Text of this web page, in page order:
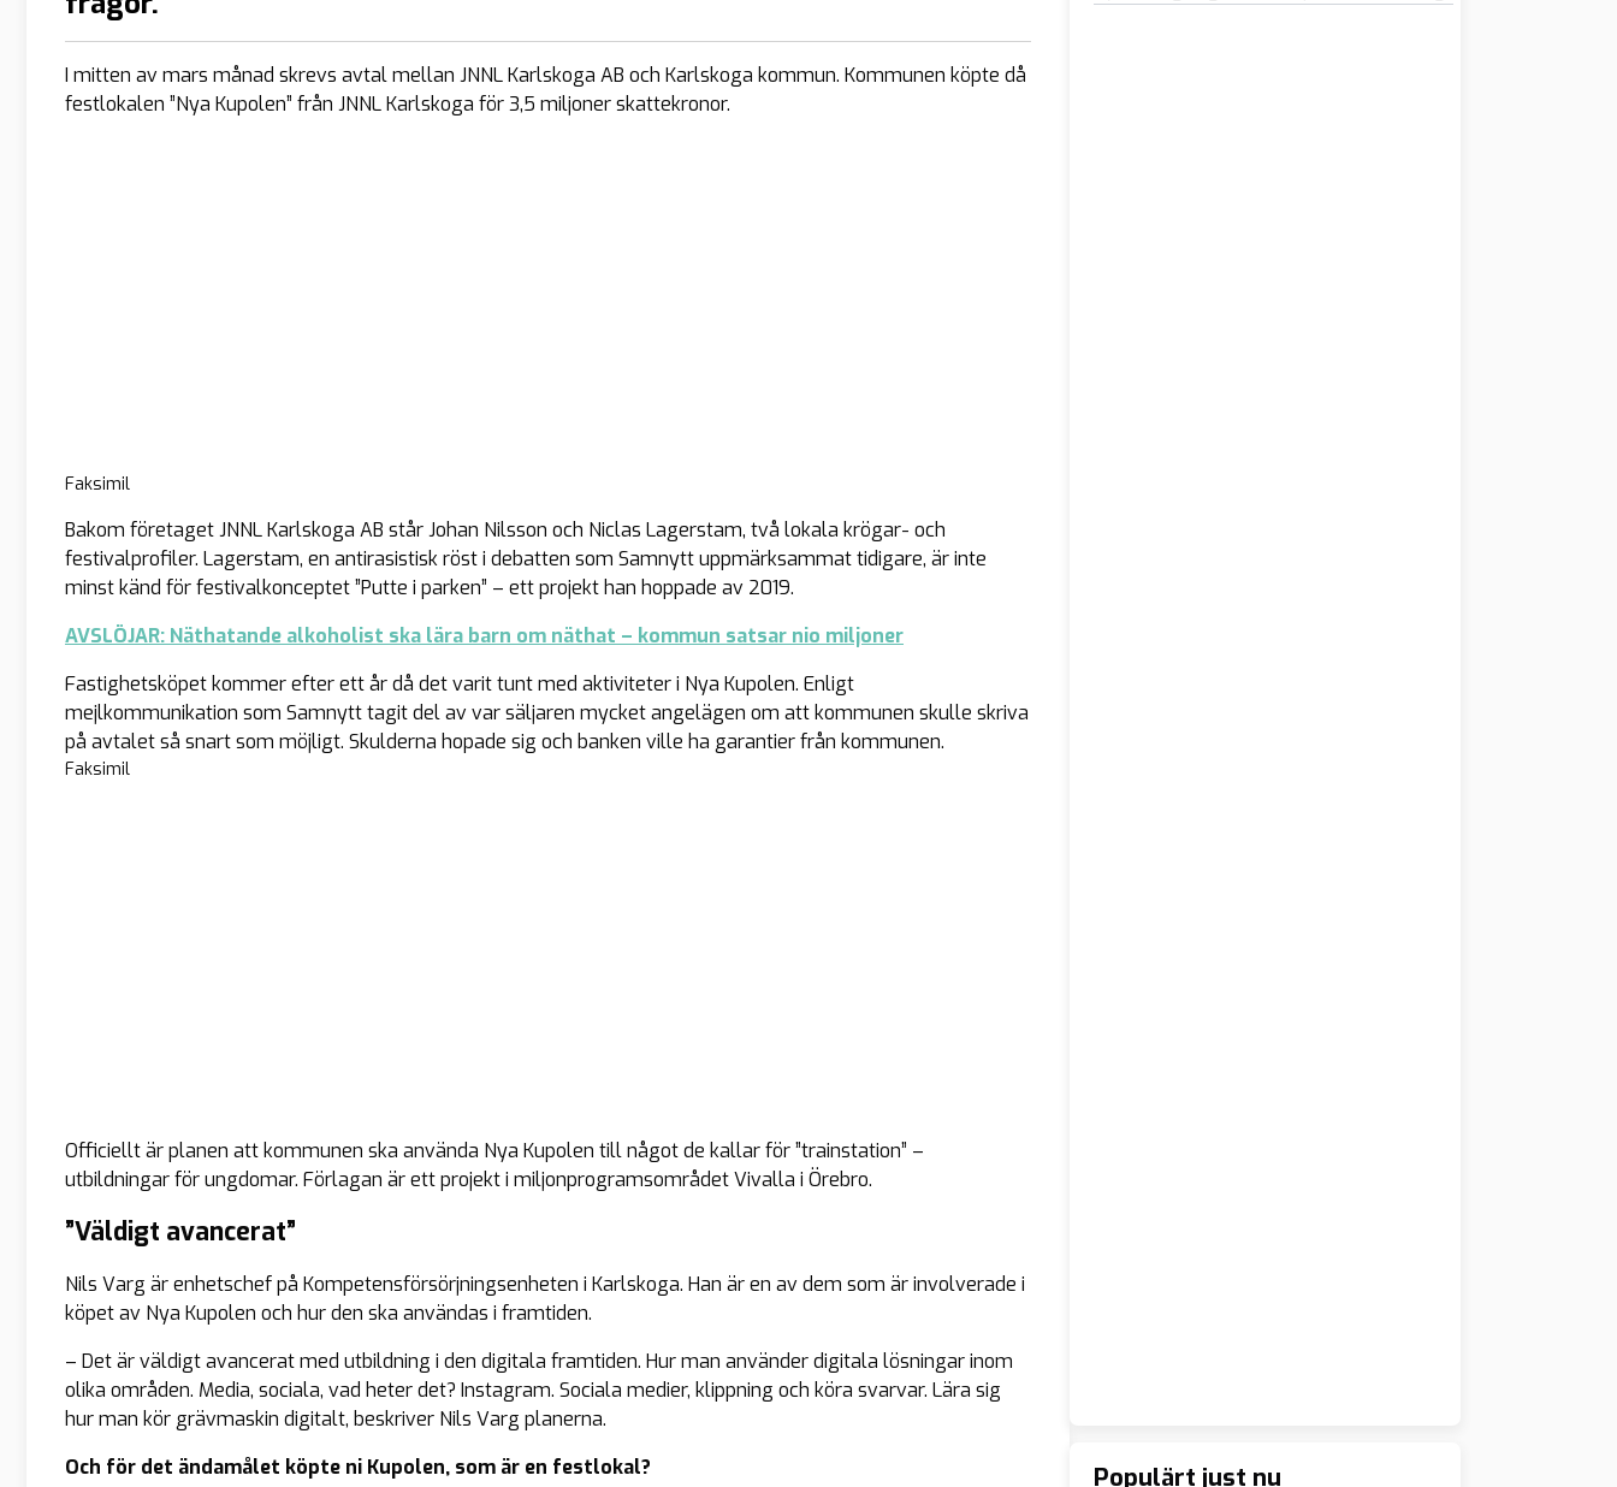
I mitten av mars månad skrevs avtal mellan JNNL Karlskoga AB och Karlskoga kommun. Kommunen köpte då
festlokalen ”Nya Kupolen” från JNNL Karlskoga för 3,5 miljoner skattekronor.
Faksimil
Bakom företaget JNNL Karlskoga AB står Johan Nilsson och Niclas Lagerstam, två lokala krögar- och
festivalprofiler. Lagerstam, en antirasistisk röst i debatten som Samnytt uppmärksammat tidigare, är inte
minst känd för festivalkonceptet ”Putte i parken” – ett projekt han hoppade av 2019.
AVSLÖJAR: Näthatande alkoholist ska lära barn om näthat – kommun satsar nio miljoner
Fastighetsköpet kommer efter ett år då det varit tunt med aktiviteter i Nya Kupolen. Enligt
mejlkommunikation som Samnytt tagit del av var säljaren mycket angelägen om att kommunen skulle skriva
på avtalet så snart som möjligt. Skulderna hopade sig och banken ville ha garantier från kommunen.
Faksimil
Officiellt är planen att kommunen ska använda Nya Kupolen till något de kallar för ”trainstation” –
utbildningar för ungdomar. Förlagan är ett projekt i miljonprogramsområdet Vivalla i Örebro.
”Väldigt avancerat”
Nils Varg är enhetschef på Kompetensförsörjningsenheten i Karlskoga. Han är en av dem som är involverade i
köpet av Nya Kupolen och hur den ska användas i framtiden.
– Det är väldigt avancerat med utbildning i den digitala framtiden. Hur man använder digitala lösningar inom
olika områden. Media, sociala, vad heter det? Instagram. Sociala medier, klippning och köra svarvar. Lära sig
hur man kör grävmaskin digitalt, beskriver Nils Varg planerna.
Och för det ändamålet köpte ni Kupolen, som är en festlokal?
Populärt just nu